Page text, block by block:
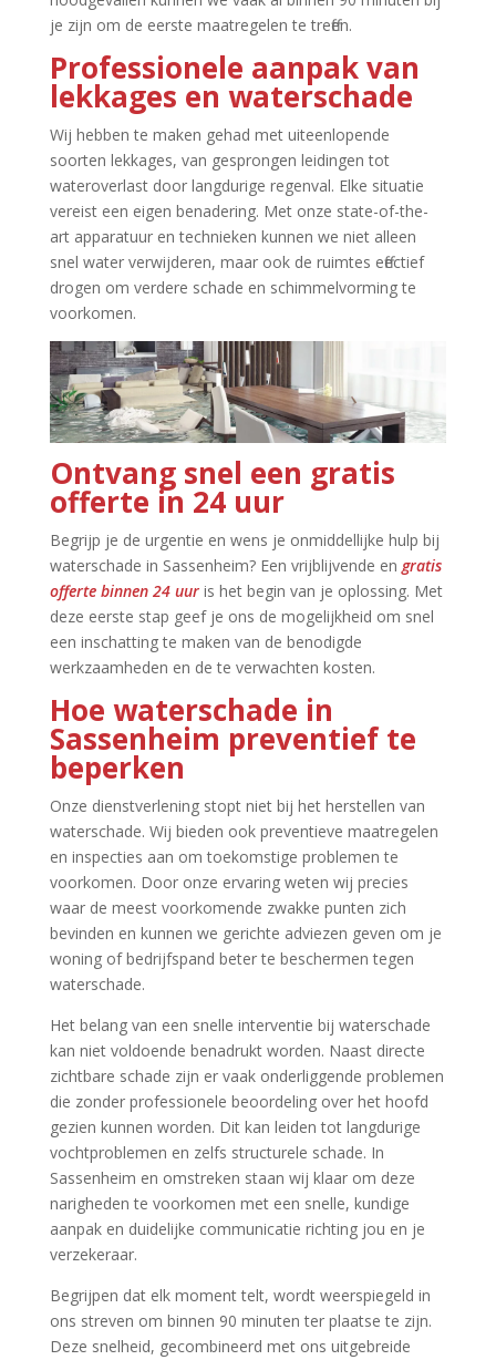
je zijn om de eerste maatregelen te treffen.​
Professionele aanpak van
lekkages en waterschade
Wij hebben te maken gehad met uiteenlopende
soorten lekkages, van gesprongen leidingen tot
wateroverlast door langdurige regenval.​ Elke situatie
vereist een eigen benadering.​ Met onze state-of-the-
art apparatuur en technieken kunnen we niet alleen
snel water verwijderen, maar ook de ruimtes effectief
drogen om verdere schade en schimmelvorming te
voorkomen.​
Ontvang snel een gratis
offerte in 24 uur
Begrijp je de urgentie en wens je onmiddellijke hulp bij
waterschade in Sassenheim? Een vrijblijvende en gratis
offerte binnen 24 uuris het begin van je oplossing.​ Met
deze eerste stap geef je ons de mogelijkheid om snel
een inschatting te maken van de benodigde
werkzaamheden en de te verwachten kosten.​
Hoe waterschade in
Sassenheim preventief te
beperken
Onze dienstverlening stopt niet bij het herstellen van
waterschade.​ Wij bieden ook preventieve maatregelen
en inspecties aan om toekomstige problemen te
voorkomen.​ Door onze ervaring weten wij precies
waar de meest voorkomende zwakke punten zich
bevinden en kunnen we gerichte adviezen geven om je
woning of bedrijfspand beter te beschermen tegen
waterschade.​
Het belang van een snelle interventie bij waterschade
kan niet voldoende benadrukt worden.​ Naast directe
zichtbare schade zijn er vaak onderliggende problemen
die zonder professionele beoordeling over het hoofd
gezien kunnen worden.​ Dit kan leiden tot langdurige
vochtproblemen en zelfs structurele schade.​ In
Sassenheim en omstreken staan wij klaar om deze
narigheden te voorkomen met een snelle, kundige
aanpak en duidelijke communicatie richting jou en je
verzekeraar.​
Begrijpen dat elk moment telt, wordt weerspiegeld in
ons streven om binnen 90 minuten ter plaatse te zijn.​
Deze snelheid, gecombineerd met ons uitgebreide